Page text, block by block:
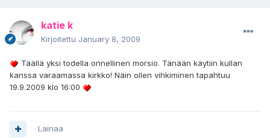
katie k
Kirjoitettu January 8, 2009
Täällä yksi todella onnellinen morsio. Tänään käytiin kullan
kanssa varaamassa kirkko! Näin ollen vihkiminen tapahtuu
19.9.2009 klo 16:00
Lainaa